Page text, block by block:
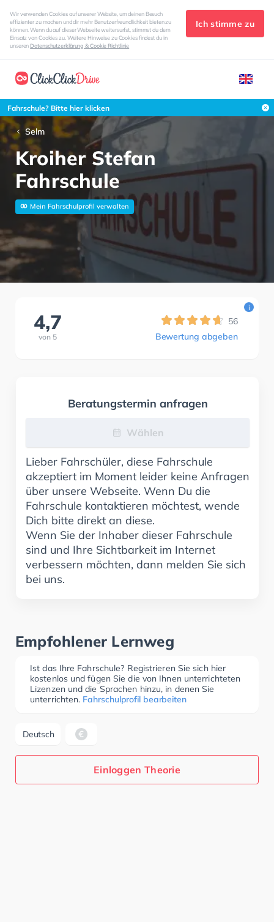
Wir verwenden Cookies auf unserer Website, um deinen Besuch
effizienter zu machen und dir mehr Benutzerfreundlichkeit bieten zu
können. Wenn du auf dieser Webseite weitersurfst, stimmst du dem
Einsatz von Cookies zu. Weitere Hinweise zu Cookies findest du in
unserenDatenschutzerklärung & Cookie Richtlinie
Ich stimme zu
Fahrschule? Bitte hier klicken
Selm
Kroiher Stefan
Fahrschule
Mein Fahrschulprofil verwalten
4,7
von 5
56
Bewertung abgeben
i
Beratungstermin anfragen
Wählen
Lieber Fahrschüler, diese Fahrschule
akzeptiert im Moment leider keine Anfragen
über unsere Webseite. Wenn Du die
Fahrschule kontaktieren möchtest, wende
Dich bitte direkt an diese.
Wenn Sie der Inhaber dieser Fahrschule
sind und Ihre Sichtbarkeit im Internet
verbessern möchten, dann melden Sie sich
bei uns.
Empfohlener Lernweg
Ist das Ihre Fahrschule? Registrieren Sie sich hier
kostenlos und fügen Sie die von Ihnen unterrichteten
Lizenzen und die Sprachen hinzu, in denen Sie
unterrichten. Fahrschulprofil bearbeiten
Deutsch
Einloggen Theorie